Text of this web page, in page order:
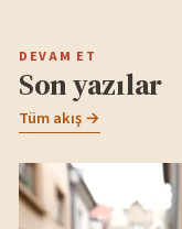
DEVAM ET
Son yazılar
Tüm akış →